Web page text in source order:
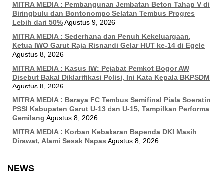
MITRA MEDIA : Pembangunan Jembatan Beton Tahap V di
Biringbulu dan Bontonompo Selatan Tembus Progres
Lebih dari 50%Agustus 9, 2026
MITRA MEDIA : Sederhana dan Penuh Kekeluargaan,
Ketua IWO Garut Raja Risnandi Gelar HUT ke-14 di Egele
Agustus 8, 2026
MITRA MEDIA : Kasus IW: Pejabat Pemkot Bogor AW
Disebut Bakal Diklarifikasi Polisi, Ini Kata Kepala BKPSDM
Agustus 8, 2026
MITRA MEDIA : Baraya FC Tembus Semifinal Piala Soeratin
PSSI Kabupaten Garut U-13 dan U-15, Tampilkan Performa
Gemilang Agustus 8, 2026
MITRA MEDIA : Korban Kebakaran Bapenda DKI Masih
Dirawat, Alami Sesak Napas Agustus 8, 2026
NEWS